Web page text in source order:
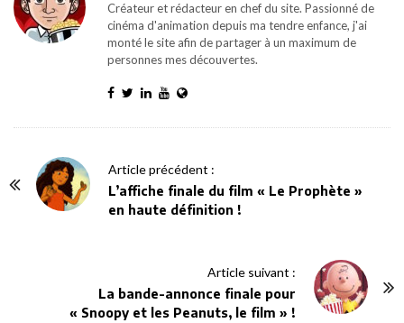
Créateur et rédacteur en chef du site. Passionné de
cinéma d'animation depuis ma tendre enfance, j'ai
monté le site afin de partager à un maximum de
personnes mes découvertes.
Article précédent :
L’affiche finale du film « Le Prophète »
en haute définition !
Article suivant :
La bande-annonce finale pour
« Snoopy et les Peanuts, le film » !